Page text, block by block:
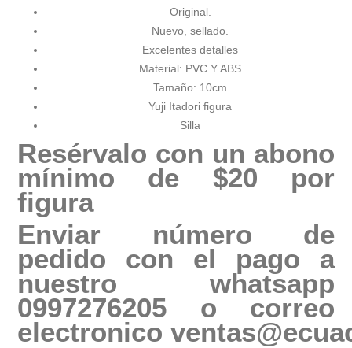
Original.
Nuevo, sellado.
Excelentes detalles
Material: PVC Y ABS
Tamaño: 10cm
Yuji Itadori figura
Silla
Resérvalo con un abono
mínimo de $20 por
figura
Enviar número de
pedido con el pago a
nuestro whatsapp
0997276205 o correo
electronico